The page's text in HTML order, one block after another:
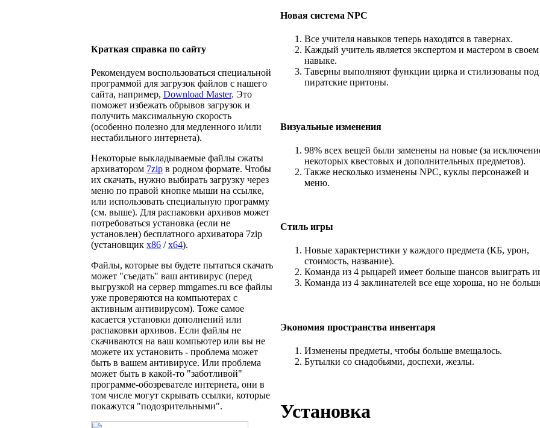
Краткая справка по сайту
Рекомендуем воспользоваться специальной
программой для загрузок файлов с нашего
сайта, например, Download Master. Это
поможет избежать обрывов загрузок и
получить максимальную скорость
(особенно полезно для медленного и/или
нестабильного интернета).
Некоторые выкладываемые файлы сжаты
архиватором 7zip в родном формате. Чтобы
их скачать, нужно выбирать загрузку через
меню по правой кнопке мыши на ссылке,
или использовать специальную программу
(см. выше). Для распаковки архивов может
потребоваться установка (если не
установлен) бесплатного архиватора 7zip
(установщик x86 /x64).
Файлы, которые вы будете пытаться скачать
может "съедать" ваш антивирус (перед
выгрузкой на сервер mmgames.ru все файлы
уже проверяются на компьютерах с
активным антивирусом). Тоже самое
касается установки дополнений или
распаковки архивов. Если файлы не
скачиваются на ваш компьютер или вы не
можете их установить - проблема может
быть в вашем антивирусе. Или проблема
может быть в какой-то "заботливой"
программе-обозревателе интернета, они в
том числе могут скрывать ссылки, которые
покажутся "подозрительными".
Новая система NPC
Все учителя навыков теперь находятся в тавернах.
Каждый учитель является экспертом и мастером в своем
навыке.
Таверны выполняют функции цирка и стилизованы под
пиратские притоны.
Визуальные изменения
98% всех вещей были заменены на новые (за
некоторых квестовых и дополнительных предметов).
Также несколько изменены NPC, куклы персонажей и
меню.
Стиль игры
Новые характеристики у каждого предмета (КБ, урон,
стоимость, название).
Команда из 4 рыцарей имеет больше шансов выиграть
Команда из 4 заклинателей все еще хороша, но не
Экономия пространства инвентаря
Изменены предметы, чтобы больше вмещалось.
Бутылки со снадобьями, доспехи, жезлы.
Установка